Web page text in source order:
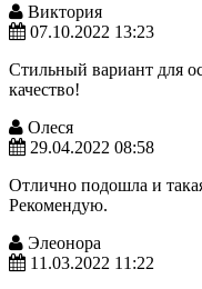
Виктория
07.10.2022 13:23
Стильный вариант для
качество!
Олеся
29.04.2022 08:58
Отлично подошла и
Рекомендую.
Элеонора
11.03.2022 11:22